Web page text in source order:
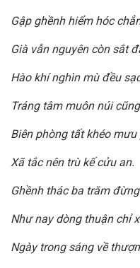
Gập ghềnh hiểm hóc
Già vẫn nguyên còn sắt
Hào khí nghìn mù đều
Tráng tâm muôn núi
Biên phòng tất khéo
Xã tắc nên trù kế cửu an.
Ghềnh thác ba trăm
Như nay dòng thuận chỉ
Ngày trong sáng về